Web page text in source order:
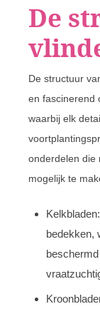
De
De structuur
en fascinerend
waarbij elk
onderdelen die
mogelijk te
bedekken,